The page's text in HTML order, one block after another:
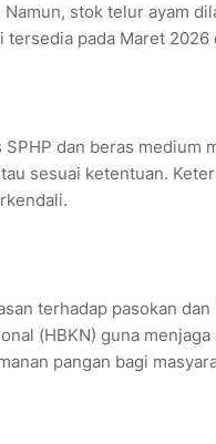
stok telur ayam
tersedia pada Maret
dan beras
sesuai ketentuan.
terhadap pasokan
(HBKN) guna
pangan bagi